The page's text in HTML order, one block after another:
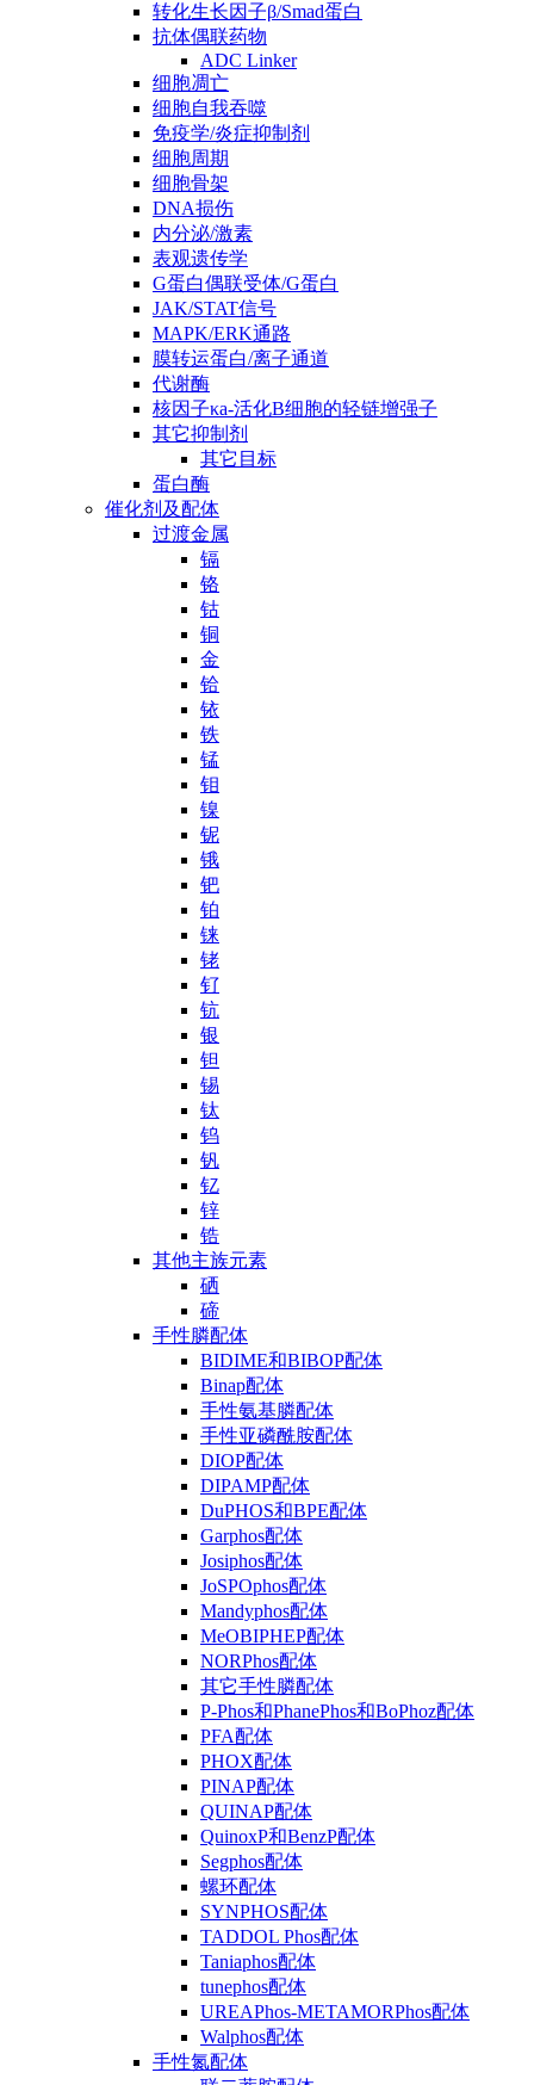
转化生长因子β/Smad蛋白
抗体偶联药物
ADC Linker
细胞凋亡
细胞自我吞噬
免疫学/炎症抑制剂
细胞周期
细胞骨架
DNA损伤
内分泌/激素
表观遗传学
G蛋白偶联受体/G蛋白
JAK/STAT信号
MAPK/ERK通路
膜转运蛋白/离子通道
代谢酶
核因子κa-活化B细胞的轻链增强子
其它抑制剂
其它目标
蛋白酶
催化剂及配体
过渡金属
镉
铬
钴
铜
金
铪
铱
铁
锰
钼
镍
铌
锇
钯
铂
铼
铑
钌
钪
银
钽
锡
钛
钨
钒
钇
锌
锆
其他主族元素
硒
碲
手性膦配体
BIDIME和BIBOP配体
Binap配体
手性氨基膦配体
手性亚磷酰胺配体
DIOP配体
DIPAMP配体
DuPHOS和BPE配体
Garphos配体
Josiphos配体
JoSPOphos配体
Mandyphos配体
MeOBIPHEP配体
NORPhos配体
其它手性膦配体
P-Phos和PhanePhos和BoPhoz配体
PFA配体
PHOX配体
PINAP配体
QUINAP配体
QuinoxP和BenzP配体
Segphos配体
螺环配体
SYNPHOS配体
TADDOL Phos配体
Taniaphos配体
tunephos配体
UREAPhos-METAMORPhos配体
Walphos配体
手性氮配体